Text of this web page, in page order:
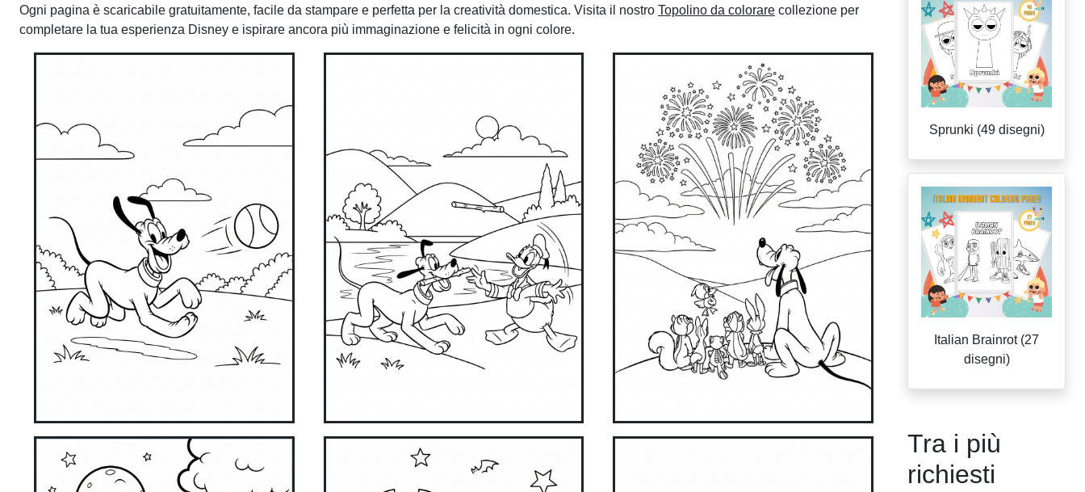
Ogni pagina è scaricabile gratuitamente, facile da stampare e perfetta per la creatività domestica. Visita il nostro Topolino da colorare collezione per
completare la tua esperienza Disney e ispirare ancora più immaginazione e felicità in ogni colore.
Sprunki (49 disegni)
Italian Brainrot (27
disegni)
Tra i più
richiesti